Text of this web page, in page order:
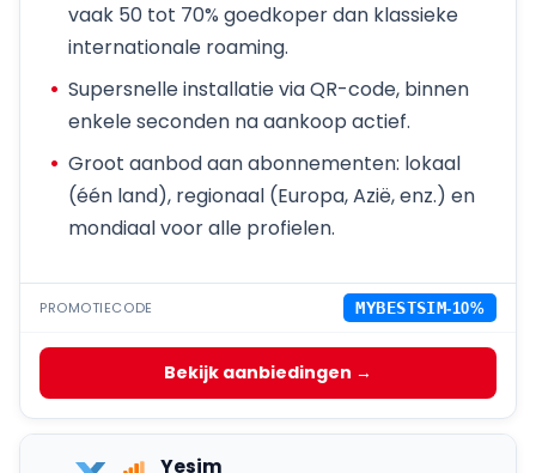
vaak 50 tot 70% goedkoper dan klassieke
internationale roaming.
Supersnelle installatie via QR-code, binnen
enkele seconden na aankoop actief.
Groot aanbod aan abonnementen: lokaal
(één land), regionaal (Europa, Azië, enz.) en
mondiaal voor alle profielen.
PROMOTIECODE MYBESTSIM-10%
Bekijk aanbiedingen →
Yesim